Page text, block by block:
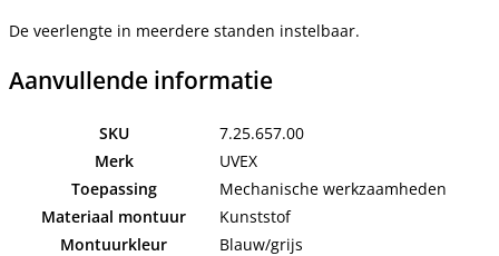
De veerlengte in meerdere standen instelbaar.
Aanvullende informatie
SKU
7.25.657.00
Merk
UVEX
Toepassing
Mechanische werkzaamheden
Materiaal montuur
Kunststof
Montuurkleur
Blauw/grijs